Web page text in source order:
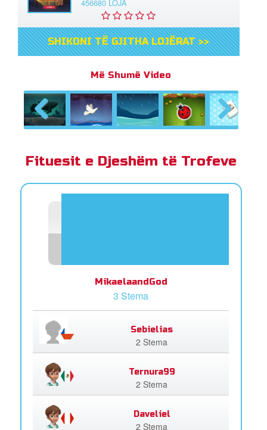
456680 LOJA
SHIKONI TË GJITHA LOJËRAT >>
Më Shumë Video
Previous Next
Fituesit e Djeshëm të Trofeve
MikaelaandGod
3 Stema
Sebielias
2 Stema
Ternura99
2 Stema
Daveliel
2 Stema